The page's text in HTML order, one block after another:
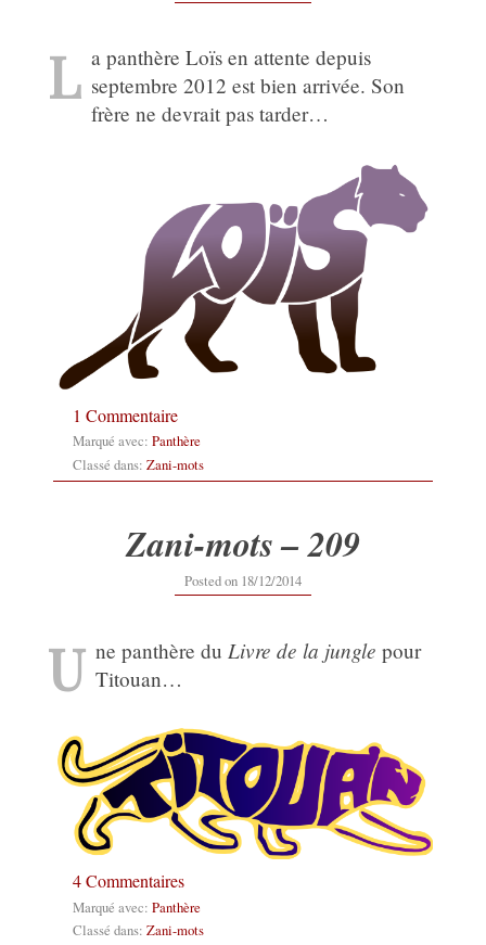
L a panthère Loïs en attente depuis
septembre 2012 est bien arrivée. Son
frère ne devrait pas tarder…
1 Commentaire
Marqué avec: Panthère
Classé dans: Zani-mots
Zani-mots – 209
Posted on 18/12/201412/09/2019
U ne panthère du Livre de la jungle pour
Titouan…
4 Commentaires
Marqué avec: Panthère
Classé dans: Zani-mots